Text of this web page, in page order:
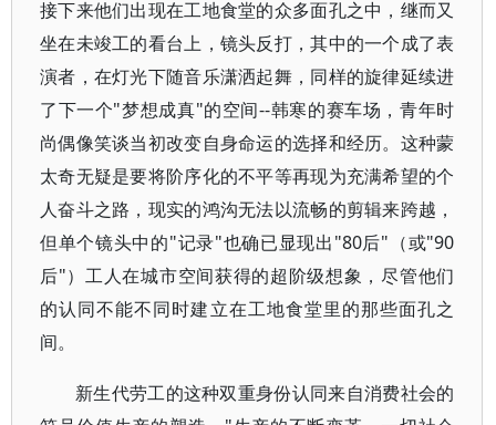
接下来他们出现在工地食堂的众多面孔之中，继而又
坐在未竣工的看台上，镜头反打，其中的一个成了表
演者，在灯光下随音乐潇洒起舞，同样的旋律延续进
了下一个"梦想成真"的空间--韩寒的赛车场，青年时
尚偶像笑谈当初改变自身命运的选择和经历。这种蒙
太奇无疑是要将阶序化的不平等再现为充满希望的个
人奋斗之路，现实的鸿沟无法以流畅的剪辑来跨越，
但单个镜头中的"记录"也确已显现出"80后"（或"90
后"）工人在城市空间获得的超阶级想象，尽管他们
的认同不能不同时建立在工地食堂里的那些面孔之
间。
新生代劳工的这种双重身份认同来自消费社会的